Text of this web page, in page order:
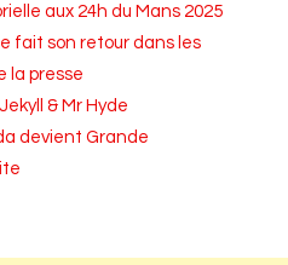
aux 24h du Mans 2025
fait son retour dans les
la presse
& Mr Hyde
devient Grande